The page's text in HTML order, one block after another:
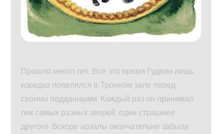
Прошло много лет. Все это время Гудвин лишь
изредка появлялся в Тронном зале перед
своими подданными. Каждый раз он принимал
лик самых разных зверей, один страшнее
другого. Вскоре арзалы окончательно забыли,